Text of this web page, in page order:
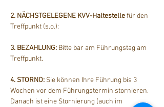
2. NÄCHSTGELEGENE KVV-Haltestelle für den
Treffpunkt (s.o.):
3. BEZAHLUNG: Bitte bar am Führungstag am
Treffpunkt.
4. STORNO: Sie können Ihre Führung bis 3
Wochen vor dem Führungstermin stornieren.
Danach ist eine Stornierung (auch im